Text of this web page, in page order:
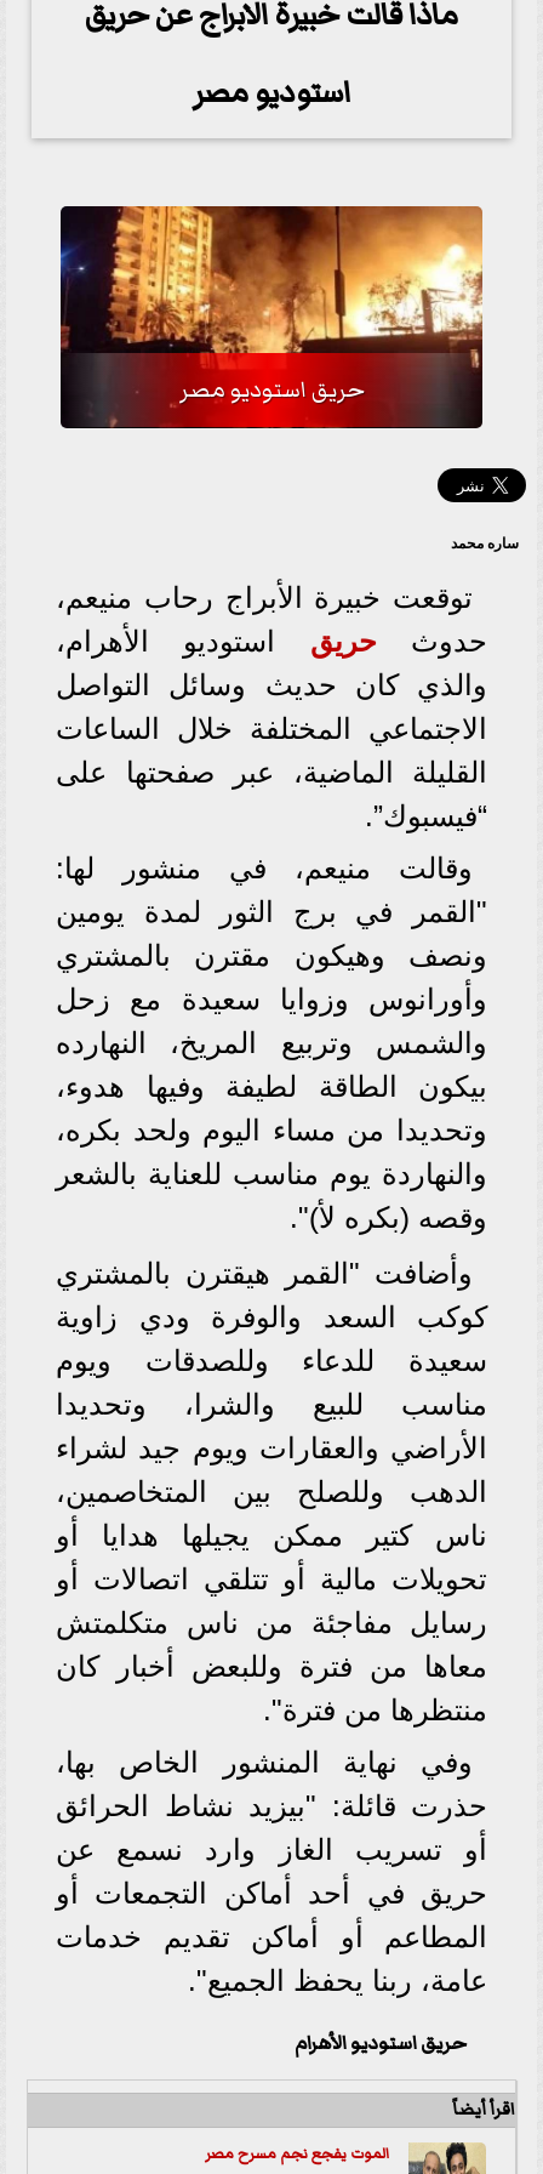
ماذا قالت خبيرة الابراج عن حريق
استوديو مصر
حريق استوديو مصر
ساره محمد
توقعت خبيرة الأبراج رحاب منيعم،
حدوث حريق استوديو الأهرام،
والذي كان حديث وسائل التواصل
الاجتماعي المختلفة خلال الساعات
القليلة الماضية، عبر صفحتها على
“فيسبوك”.
وقالت منيعم، في منشور لها:
"القمر في برج الثور لمدة يومين
ونصف وهيكون مقترن بالمشتري
وأورانوس وزوايا سعيدة مع زحل
والشمس وتربيع المريخ، النهارده
بيكون الطاقة لطيفة وفيها هدوء،
وتحديدا من مساء اليوم ولحد بكره،
والنهاردة يوم مناسب للعناية بالشعر
وقصه (بكره لأ)".
وأضافت "القمر هيقترن بالمشتري
كوكب السعد والوفرة ودي زاوية
سعيدة للدعاء وللصدقات ويوم
مناسب للبيع والشرا، وتحديدا
الأراضي والعقارات ويوم جيد لشراء
الدهب وللصلح بين المتخاصمين،
ناس كتير ممكن يجيلها هدايا أو
تحويلات مالية أو تتلقي اتصالات أو
رسايل مفاجئة من ناس متكلمتش
معاها من فترة وللبعض أخبار كان
منتظرها من فترة".
وفي نهاية المنشور الخاص بها،
حذرت قائلة: "بيزيد نشاط الحرائق
أو تسريب الغاز وارد نسمع عن
حريق في أحد أماكن التجمعات أو
المطاعم أو أماكن تقديم خدمات
عامة، ربنا يحفظ الجميع".
حريق استوديو الأهرام
اقرأ أيضاً
الموت يفجع نجم مسرح مصر